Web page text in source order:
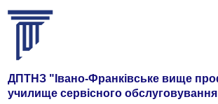
ДПТНЗ "Івано-Франківське вище
училище сервісного обслуговування